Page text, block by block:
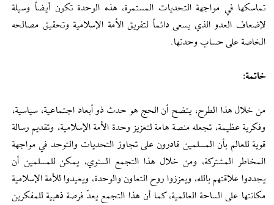
تماسكها في مواجهة التحديات المستمرة، هذه الوحدة تكون أيضاً وسيلة
لإضعاف العدو الذي يسعى دائماً لتفريق الأمة الإسلامية وتحقيق مصالحه
الخاصة على حساب وحدتها.
خاتمة:
من خلال هذا الطرح، يتضح أن الحج هو حدث ذو أبعاد اجتماعية، سياسية،
وفكرية عظيمة، تجعله منصة هامة لتعزيز وحدة الأمة الإسلامية، وتقديم رسالة
قوية للعالم بأن المسلمين قادرون على تجاوز التحديات والتوحد في مواجهة
المخاطر المشتركة، ومن خلال هذا التجمع السنوي، يمكن للمسلمين أن
يجددوا علاقتهم بالله، ويعززوا روح التعاون والوحدة، ويعيدوا للأمة الإسلامية
مكانتها على الساحة العالمية، كما أن هذا التجمع يعدّ فرصة ذهبية للمفكرين